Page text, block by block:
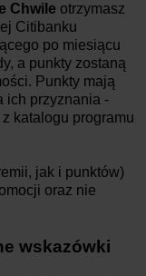
Chwile otrzymasz
Citibanku
po miesiącu
a punkty zostaną
Punkty mają
ich przyznania -
katalogu programu
jak i punktów)
oraz nie
wskazówki